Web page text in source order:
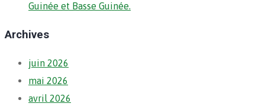
Guinée et Basse Guinée.
Archives
juin 2026
mai 2026
avril 2026